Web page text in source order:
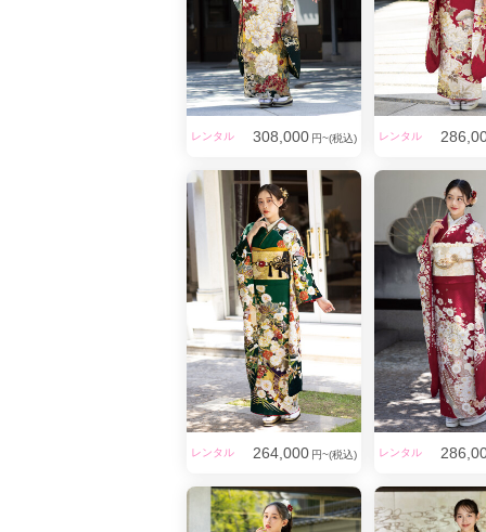
キ
振袖選びは早
丸昌なら沢
レンタル 308,000 円~(税込) レンタル
レンタル 264,000 円~(税込) レンタル